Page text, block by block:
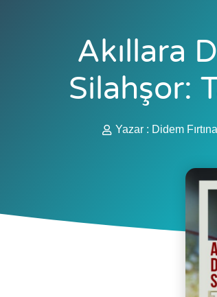
Akıllara
Silahşor:
Yazar : Didem Fırtına